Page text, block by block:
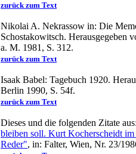
zurück zum Text
Nikolai A. Nekrassow in: Die
Schostakowitsch. Herausgegeben
a. M. 1981, S. 312.
zurück zum Text
Isaak Babel: Tagebuch 1920.
Berlin 1990, S. 54f.
zurück zum Text
Dieses und die folgenden Zitate
bleiben soll. Kurt Kocherscheidt
Reder", in: Falter, Wien, Nr. 23/